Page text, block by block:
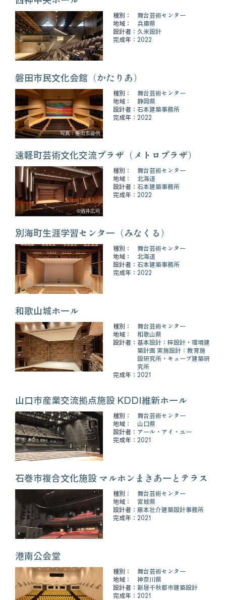
種別：
舞台芸術センター
地域：
兵庫県
設計者： 久米設計
完成年： 2022
写真：磐田市提供
磐田市民文化会館（かたりあ）
種別：
舞台芸術センター
地域：
静岡県
設計者： 石本建築事務所
完成年： 2022
©酒井広司
遠軽町芸術文化交流プラザ（メトロプラザ）
種別：
舞台芸術センター
地域：
北海道
設計者： 石本建築事務所
完成年： 2022
別海町生涯学習センター（みなくる）
種別：
舞台芸術センター
地域：
北海道
設計者： 石本建築事務所
完成年： 2022
和歌山城ホール
種別：
舞台芸術センター
地域：
和歌山県
設計者： 基本設計：梓設計・環境建
築計画 実施設計：教育施
設研究所・キューブ建築研
究所
完成年： 2021
山口市産業交流拠点施設 KDDI維新ホール
種別：
舞台芸術センター
地域：
山口県
設計者： アール・アイ・エー
完成年： 2021
石巻市複合文化施設 マルホンまきあーとテラス
種別：
舞台芸術センター
地域：
宮城県
設計者： 藤本壮介建築設計事務所
完成年： 2021
港南公会堂
種別：
舞台芸術センター
地域：
神奈川県
設計者： 新居千秋都市建築設計
完成年： 2021